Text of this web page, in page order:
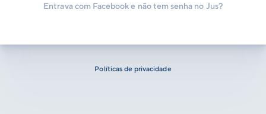
Entrava com Facebook e não tem senha no Jus?
Políticas de privacidade